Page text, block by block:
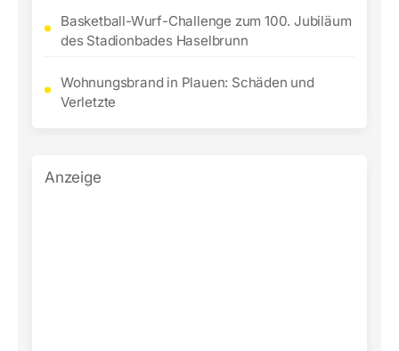
Basketball-Wurf-Challenge zum 100. Jubiläum
des Stadionbades Haselbrunn
Wohnungsbrand in Plauen: Schäden und
Verletzte
Anzeige